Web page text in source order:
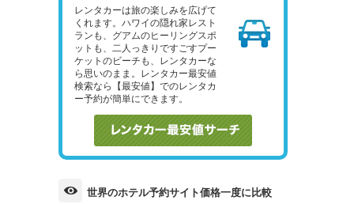
レンタカーは旅の楽しみを広げて
くれます。ハワイの隠れ家レスト
ランも、グアムのヒーリングスポ
ットも、二人っきりですごすプー
ケットのビーチも、レンタカーな
ら思いのまま。レンタカー最安値
検索なら【最安値】でのレンタカ
ー予約が簡単にできます。
世界のホテル予約サイト価格一度に比較